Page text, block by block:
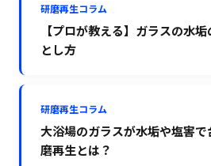
研磨再生コラム
【プロが教える】ガラスの水
とし方
研磨再生コラム
大浴場のガラスが水垢や塩害
磨再生とは？